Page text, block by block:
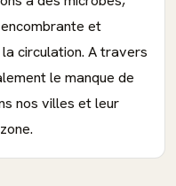
et
circulation. A travers
le manque de
nos villes et leur